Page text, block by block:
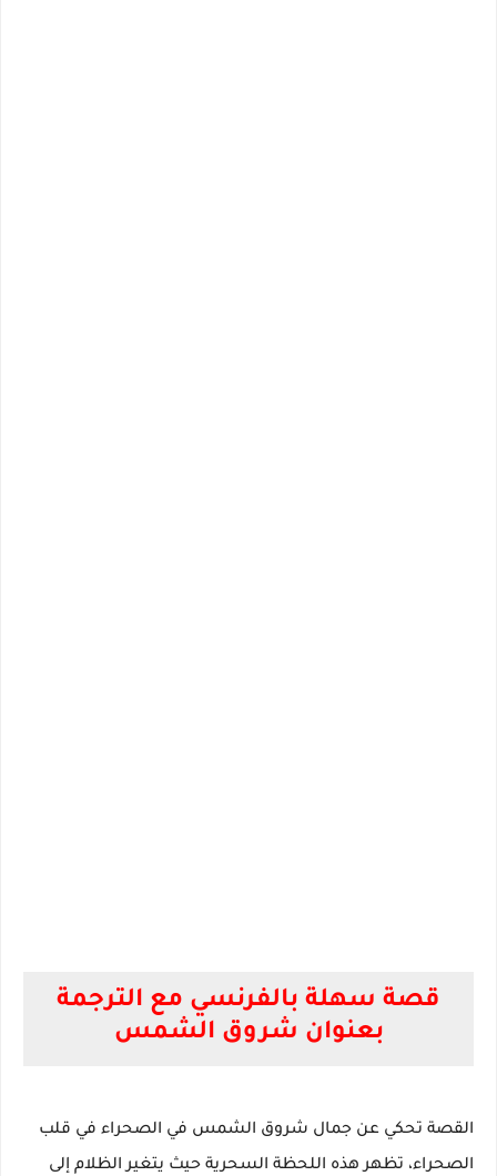
قصة سهلة بالفرنسي مع الترجمة
بعنوان شروق الشمس
القصة تحكي عن جمال شروق الشمس في الصحراء في قلب
الصحراء، تظهر هذه اللحظة السحرية حيث يتغير الظلام إلى